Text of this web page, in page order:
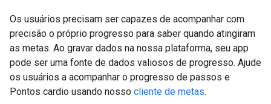
Os usuários precisam ser capazes de acompanhar com
precisão o próprio progresso para saber quando atingiram
as metas. Ao gravar dados na nossa plataforma, seu app
pode ser uma fonte de dados valiosos de progresso. Ajude
os usuários a acompanhar o progresso de passos e
Pontos cardio usando nosso cliente de metas.